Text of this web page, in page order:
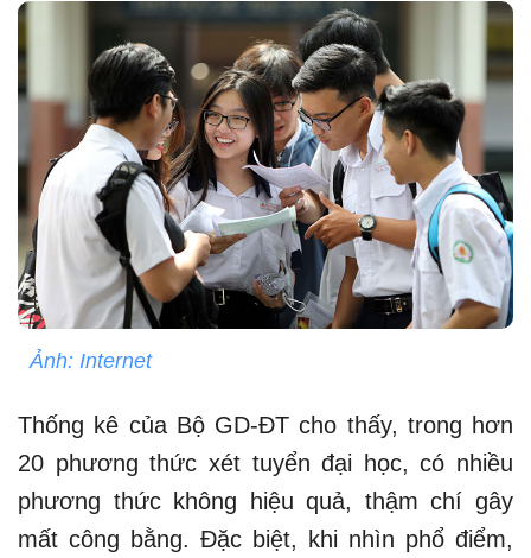
Ảnh: Internet
Thống kê của Bộ GD-ĐT cho thấy, trong hơn
20 phương thức xét tuyển đại học, có nhiều
phương thức không hiệu quả, thậm chí gây
mất công bằng. Đặc biệt, khi nhìn phổ điểm,